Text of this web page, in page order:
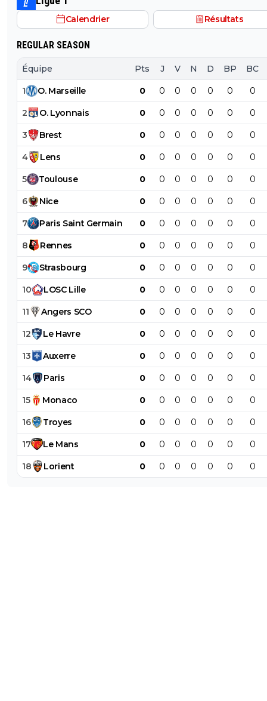
PSG.
Calendrier Résultats
REGULAR SEASON
Équipe Pts J V N D BP BC
1 O. Marseille 0 0 0 0 0 0 0
2 O. Lyonnais 0 0 0 0 0 0 0
3 Brest 0 0 0 0 0 0 0
4 Lens 0 0 0 0 0 0 0
5 Toulouse 0 0 0 0 0 0 0
6 Nice 0 0 0 0 0 0 0
7 Paris Saint Germain 0 0 0 0 0 0 0
8 Rennes 0 0 0 0 0 0 0
9 Strasbourg 0 0 0 0 0 0 0
10 LOSC Lille 0 0 0 0 0 0 0
11 Angers SCO 0 0 0 0 0 0 0
12 Le Havre 0 0 0 0 0 0 0
13 Auxerre 0 0 0 0 0 0 0
14 Paris 0 0 0 0 0 0 0
15 Monaco 0 0 0 0 0 0 0
16 Troyes 0 0 0 0 0 0 0
17 Le Mans 0 0 0 0 0 0 0
18 Lorient 0 0 0 0 0 0 0